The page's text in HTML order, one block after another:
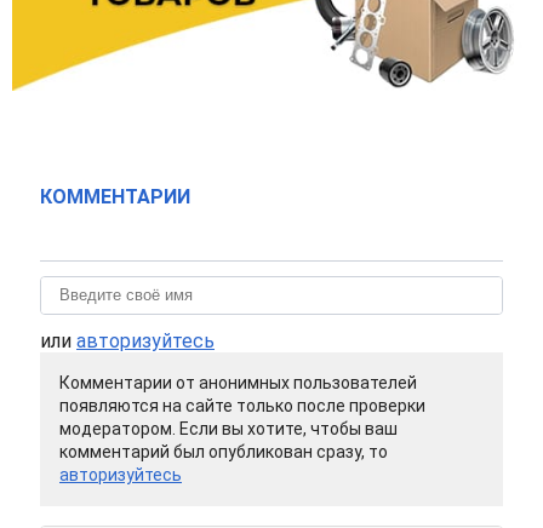
КОММЕНТАРИИ
или авторизуйтесь
Комментарии от анонимных пользователей
появляются на сайте только после проверки
модератором. Если вы хотите, чтобы ваш
комментарий был опубликован сразу, то
авторизуйтесь